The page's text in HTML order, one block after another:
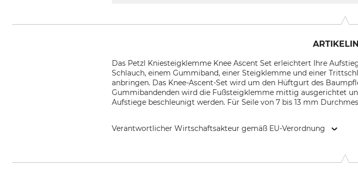
Das Petzl Kniesteigklemme Knee Ascent Set erleichtert Ihre
Schlauch, einem Gummiband, einer Steigklemme und einer
anbringen. Das Knee-Ascent-Set wird um den Hüftgurt des
Gummibandenden wird die Fußsteigklemme mittig ausgerichtet
Aufstiege beschleunigt werden. Für Seile von 7 bis 13 mm
Verantwortlicher Wirtschaftsakteur gemäß EU-Verordnung